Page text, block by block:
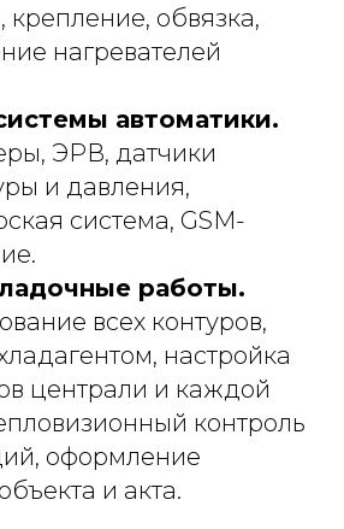
крепление, обвязка,
нагревателей
автоматики.
ЭРВ, датчики
и давления,
система, GSM-
работы.
всех контуров,
настройка
централи и каждой
контроль
оформление
и акта.